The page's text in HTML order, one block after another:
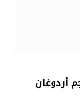
أردوغان